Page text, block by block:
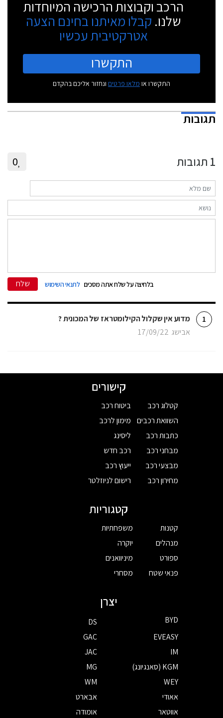
הרכב וקבוצות הרכישה המיוחדות
שלנו. קבלו מאיתנו בחינם הצעה
אטרקטיבית עכשיו
התקשרו
התקשרו או מלאו פרטים ונחזור אליכם בהקדם
תגובות
1 תגובות 0
בלחיצה על שלח אתה מסכים לתנאי השימוש שלח
1
מדוע אין שקלול הקילומטראז של המכונית ?
אבישג 17/09/22
קישורים
קטלוג רכב
השוואת רכבים
כתבות רכב
מבחני רכב
מבצעי רכב
מחירון רכב
ביטוח רכב
מימון לרכב
ליסינג
רכב חדש
ייעוץ רכב
רישום לניוזלטר
קטגוריות
קטנות
מנהלים
ספורט
פנאי שטח
משפחתיות
יוקרה
מיניוואנים
מסחרי
יצרן
BYD
DS
EVEASY
GAC
IM
JAC
KGM (סאנגיונג)
MG
WEY
WM
אאודי
אבארט
אווטאר
אומודה